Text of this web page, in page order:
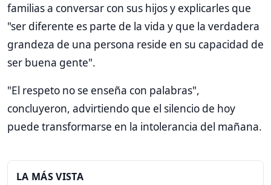
familias a conversar con sus hijos y explicarles que
"ser diferente es parte de la vida y que la verdadera
grandeza de una persona reside en su capacidad de
ser buena gente".
"El respeto no se enseña con palabras",
concluyeron, advirtiendo que el silencio de hoy
puede transformarse en la intolerancia del mañana.
LA MÁS VISTA